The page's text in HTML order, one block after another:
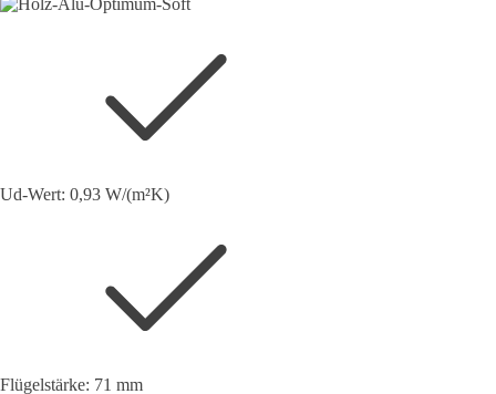
Ud-Wert: 0,93 W/(m²K)
Flügelstärke: 71 mm